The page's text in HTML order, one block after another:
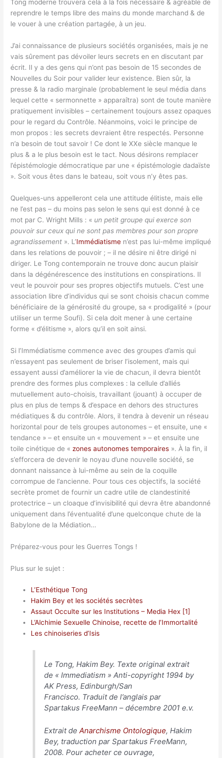
Tong moderne trouvera cela à la fois nécessaire & agréable de
reprendre le temps libre des mains du monde marchand & de
le vouer à une création partagée, à un jeu.
J’ai connaissance de plusieurs sociétés organisées, mais je ne
vais sûrement pas dévoiler leurs secrets en en discutant par
écrit. Il y a des gens qui n’ont pas besoin de 15 secondes de
Nouvelles du Soir pour valider leur existence. Bien sûr, la
presse & la radio marginale (probablement le seul média dans
lequel cette « sermonnette » apparaîtra) sont de toute manière
pratiquement invisibles – certainement toujours assez opaques
pour le regard du Contrôle. Néanmoins, voici le principe de
mon propos : les secrets devraient être respectés. Personne
n’a besoin de tout savoir ! Ce dont le XXe siècle manque le
plus & a le plus besoin est le tact. Nous désirons remplacer
l’épistémologie démocratique par une « épistémologie dadaïste
». Soit vous êtes dans le bateau, soit vous n’y êtes pas.
Quelques-uns appelleront cela une attitude élitiste, mais elle
ne l’est pas – du moins pas selon le sens qui est donné à ce
mot par C. Wright Mills : « un petit groupe qui exerce son
pouvoir sur ceux qui ne sont pas membres pour son propre
agrandissement ». L’Immédiatisme n’est pas lui-même impliqué
dans les relations de pouvoir ; – il ne désire ni être dirigé ni
diriger. Le Tong contemporain ne trouve donc aucun plaisir
dans la dégénérescence des institutions en conspirations. Il
veut le pouvoir pour ses propres objectifs mutuels. C’est une
association libre d’individus qui se sont choisis chacun comme
bénéficiaire de la générosité du groupe, sa « prodigalité » (pour
utiliser un terme Soufi). Si cela doit mener à une certaine
forme « d’élitisme », alors qu’il en soit ainsi.
Si l’Immédiatisme commence avec des groupes d’amis qui
n’essayent pas seulement de briser l’isolement, mais qui
essayent aussi d’améliorer la vie de chacun, il devra bientôt
prendre des formes plus complexes : la cellule d’alliés
mutuellement auto-choisis, travaillant (jouant) à occuper de
plus en plus de temps & d’espace en dehors des structures
médiatiques & du contrôle. Alors, il tendra à devenir un réseau
horizontal pour de tels groupes autonomes – et ensuite, une «
tendance » – et ensuite un « mouvement » – et ensuite une
toile cinétique de « zones autonomes temporaires ». À la fin, il
s’efforcera de devenir le noyau d’une nouvelle société, se
donnant naissance à lui-même au sein de la coquille
corrompue de l’ancienne. Pour tous ces objectifs, la société
secrète promet de fournir un cadre utile de clandestinité
protectrice – un cloaque d’invisibilité qui devra être abandonné
uniquement dans l’éventualité d’une quelconque chute de la
Babylone de la Médiation…
Préparez-vous pour les Guerres Tongs !
Plus sur le sujet :
L’Esthétique Tong
Hakim Bey et les sociétés secrètes
Assaut Occulte sur les Institutions – Media Hex [1]
L’Alchimie Sexuelle Chinoise, recette de l’Immortalité
Les chinoiseries d’Isis
Le Tong, Hakim Bey. Texte original extrait
de «Immediatism » Anti-copyright 1994 by
AK Press, Edinburgh/San
Francisco. Traduit de l’anglais par
Spartakus FreeMann – décembre 2001 e.v.
Extrait deAnarchisme Ontologique, Hakim
Bey, traduction par Spartakus FreeMann,
2008. Pour acheter ce ouvrage,